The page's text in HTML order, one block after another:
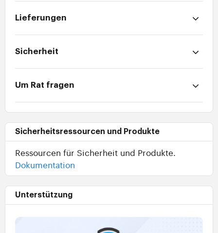
Lieferungen
Sicherheit
Um Rat fragen
Sicherheitsressourcen und Produkte
Ressourcen für Sicherheit und Produkte.
Dokumentation
Unterstützung